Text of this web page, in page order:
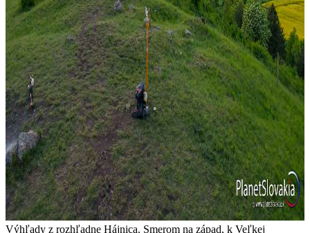
Výhľady z rozhľadne Hájnica. Smerom na západ, k Veľkej